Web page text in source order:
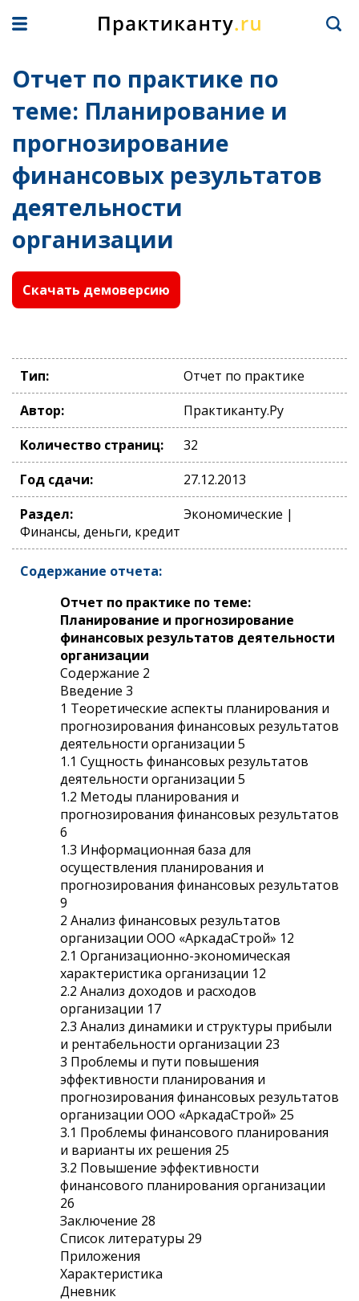
Отчет по практике по
теме: Планирование и
прогнозирование
финансовых результатов
деятельности
организации
Скачать демоверсию
Тип:
Отчет по практике
Автор:
Практиканту.Ру
Количество страниц:
32
Год сдачи:
27.12.2013
Раздел:
Экономические |
Финансы, деньги, кредит
Содержание отчета:
Отчет по практике по теме:
Планирование и прогнозирование
финансовых результатов деятельности
организации
Содержание 2
Введение 3
1 Теоретические аспекты планирования и
прогнозирования финансовых результатов
деятельности организации 5
1.1 Сущность финансовых результатов
деятельности организации 5
1.2 Методы планирования и
прогнозирования финансовых результатов
6
1.3 Информационная база для
осуществления планирования и
прогнозирования финансовых результатов
9
2 Анализ финансовых результатов
организации ООО «АркадаСтрой» 12
2.1 Организационно-экономическая
характеристика организации 12
2.2 Анализ доходов и расходов
организации 17
2.3 Анализ динамики и структуры прибыли
и рентабельности организации 23
3 Проблемы и пути повышения
эффективности планирования и
прогнозирования финансовых результатов
организации ООО «АркадаСтрой» 25
3.1 Проблемы финансового планирования
и варианты их решения 25
3.2 Повышение эффективности
финансового планирования организации
26
Заключение 28
Список литературы 29
Приложения
Характеристика
Дневник